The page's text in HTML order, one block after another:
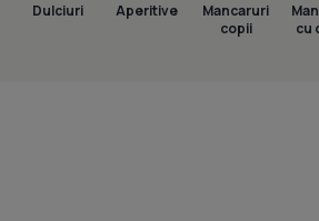
Dulciuri Aperitive
Mancaruri
copii
cu